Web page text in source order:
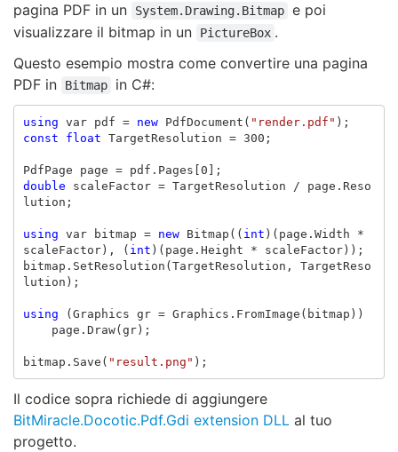
pagina PDF in un
System.Drawing.Bitmap e poi
visualizzare il bitmap in un
PictureBox .
Questo esempio mostra come convertire una pagina
PDF in
Bitmap in C#:
using var pdf = new PdfDocument ( "render.pdf" );
const
float TargetResolution = 300 ;
PdfPage page = pdf . Pages 0 ];
double
scaleFactor = TargetResolution / page . Reso
lution ;
using var bitmap = new Bitmap (( int )( page . Width
*
scaleFactor), ( int )( page . Height * scaleFactor));
bitmap . SetResolution ( TargetResolution ,
TargetReso
lution );
using ( Graphics gr = Graphics . FromImage ( bitmap ))
page . Draw( gr);
bitmap . Save ( "result.png" );
Il codice sopra richiede di aggiungere
BitMiracle.Docotic.Pdf.Gdi extension DLL al tuo
progetto.